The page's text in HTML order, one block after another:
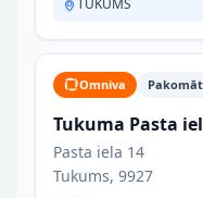
TUKUMS
Omniva
Tukuma Pasta
Pasta iela 14
Tukums, 9927